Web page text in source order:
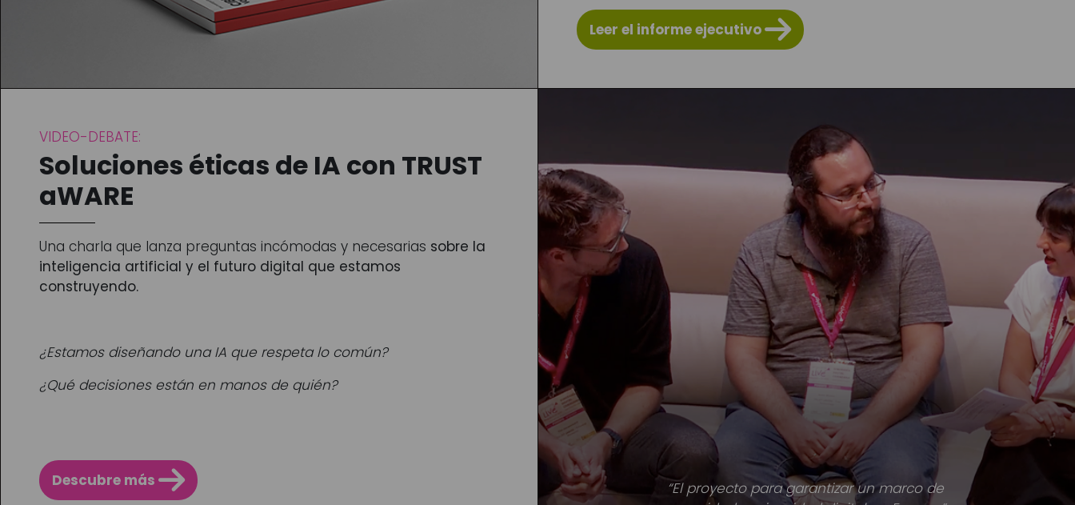
Leer el informe ejecutivo
“El proyecto para garantizar un marco de
VIDEO-DEBATE:
Soluciones éticas de IA con TRUST
aWARE
Una charla que lanza preguntas incómodas y necesarias sobre la
inteligencia artificial y el futuro digital que estamos
construyendo.
¿Estamos diseñando una IA que respeta lo común?
¿Qué decisiones están en manos de quién?
Descubre más